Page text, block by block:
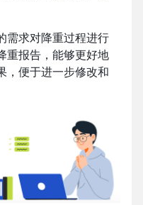
需求对降重过程进行
重报告，能够更好地
，便于进一步修改和